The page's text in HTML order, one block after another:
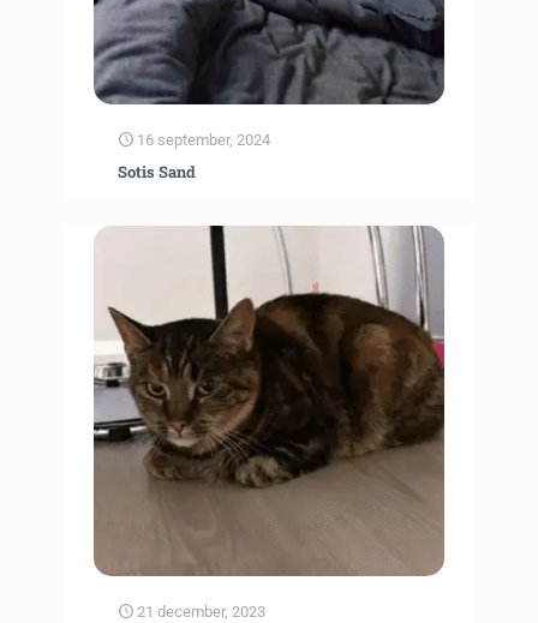
16 september, 2024
Sotis Sand
21 december, 2023